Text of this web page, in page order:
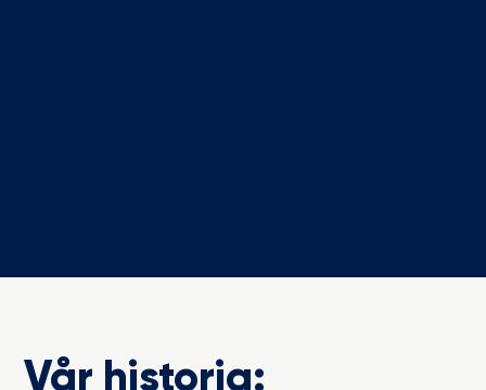
Vår historia: